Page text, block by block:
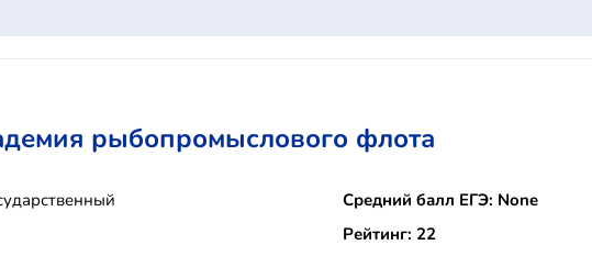
рыбопромыслового флота
Средний балл ЕГЭ: None
Рейтинг: 22